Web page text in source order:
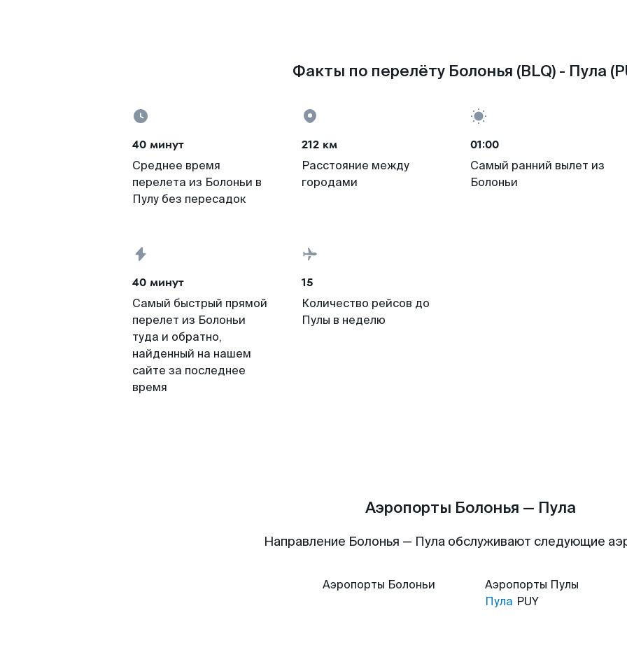
Факты по перелёту Болонья (BLQ) - Пула
40 минут
Среднее время
перелета из Болоньи в
Пулу без пересадок
212 км
Расстояние между
городами
01:00
Самый ранний вылет из
Болоньи
40 минут
Самый быстрый прямой
перелет из Болоньи
туда и обратно,
найденный на нашем
сайте за последнее
время
15
Количество рейсов до
Пулы в неделю
Аэропорты Болонья — Пула
Направление Болонья — Пула обслуживают следующие
Аэропорты Болоньи Аэропорты Пулы
Пула PUY